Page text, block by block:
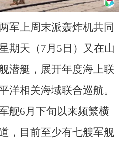
军上周末派轰炸机共同
期天（7月5日）又在山
潜艇，展开年度海上联
洋相关海域联合巡航。
舰6月下旬以来频繁横
，目前至少有七艘军舰